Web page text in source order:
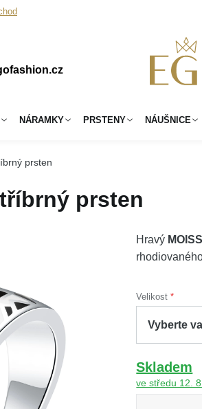
NÁRAMKY PRSTENY NÁUŠNICE
prsten
prsten
Hravý
Velikost
Skladem
ve středu 12.